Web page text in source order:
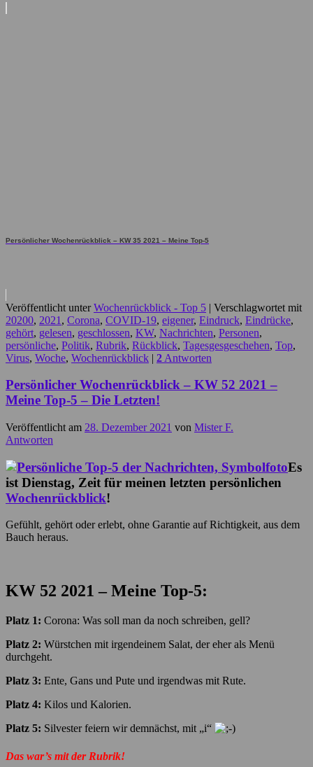
Persönlicher Wochenrückblick – KW 35 2021 – Meine Top-5
Veröffentlicht unter Wochenrückblick - Top 5 | Verschlagwortet mit
20200, 2021 , Corona, COVID-19, eigener, Eindruck, Eindrücke,
gehört, gelesen, geschlossen, KW, Nachrichten, Personen,
persönliche, Politik, Rubrik, Rückblick, Tagesgesgeschehen, Top,
Virus, Woche, Wochenrückblick | 2 Antworten
Persönlicher Wochenrückblick – KW 52 2021 –
Meine Top-5 – Die Letzten!
Veröffentlicht am 28. Dezember 2021 von Mister F.
Antworten
Es
ist Dienstag, Zeit für meinen letzten persönlichen
Wochenrückblick!
Gefühlt, gehört oder erlebt, ohne Garantie auf Richtigkeit, aus dem
Bauch heraus.
KW 52 2021 – Meine Top-5:
Platz 1: Corona: Was soll man da noch schreiben, gell?
Platz 2: Würstchen mit irgendeinem Salat, der eher als Menü
durchgeht.
Platz 3: Ente, Gans und Pute und irgendwas mit Rute.
Platz 4: Kilos und Kalorien.
Platz 5: Silvester feiern wir demnächst, mit „i“
Das war’s mit der Rubrik!